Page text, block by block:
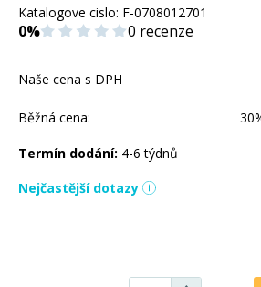
Katalogove cislo: F-0708012701
0% 0 recenze
Naše cena s DPH
Běžná cena:
Termín dodání: 4-6 týdnů
Nejčastější dotazy